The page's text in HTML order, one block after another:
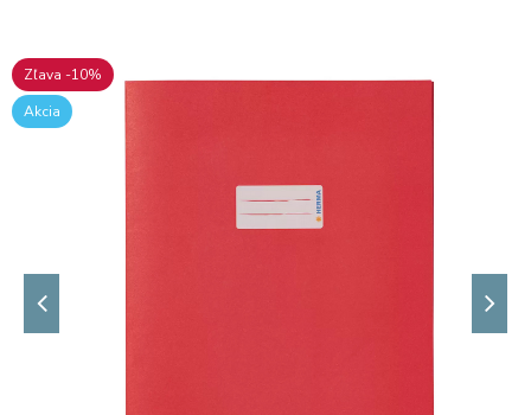
Zľava -10%
Akcia